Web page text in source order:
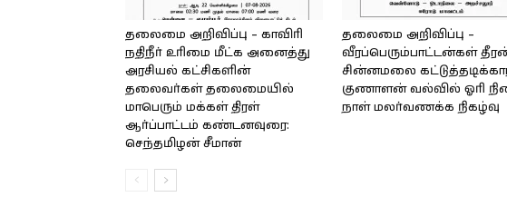
தலைமை அறிவிப்பு – காவிரி
நதிநீர் உரிமை மீட்க அனைத்து
அரசியல் கட்சிகளின்
தலைவர்கள் தலைமையில்
மாபெரும் மக்கள் திரள்
ஆர்ப்பாட்டம் கண்டனவுரை:
செந்தமிழன் சீமான்
தலைமை அறிவிப்பு –
வீரப்பெரும்பாட்டன்கள்
சின்னமலை
குணாளன் வல்வில் ஓரி
நாள் மலர்வணக்க நிகழ்வு